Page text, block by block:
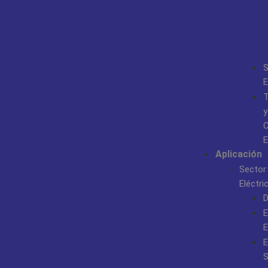
y
Aplicación
Sector